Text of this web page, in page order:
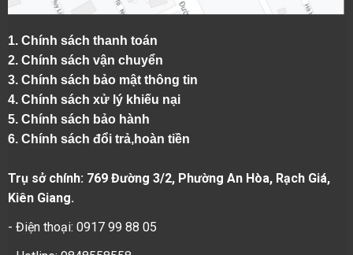
1. Chính sách thanh toán
2. Chính sách vận chuyển
3. Chính sách bảo mật thông tin
4. Chính sách xử lý khiếu nại
5. Chính sách bảo hành
6. Chính sách đổi trả,hoàn tiền
Trụ sở chính: 769 Đường 3/2, Phường An Hòa, Rạch Giá,
Kiên Giang.
- Điện thoại: 0917 99 88 05